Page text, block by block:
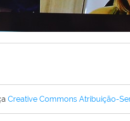
Creative Commons Atribuição-